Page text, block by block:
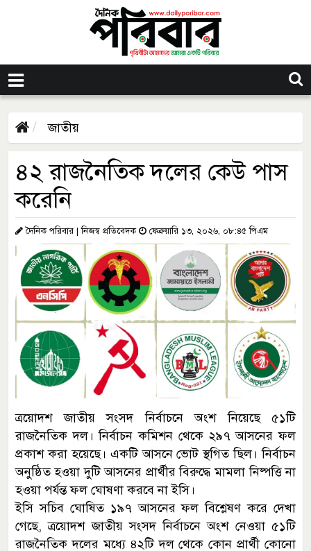
জাতীয়
৪২ রাজনৈতিক দলের কেউ পাস
করেনি
দৈনিক পরিবার | নিজস্ব প্রতিবেদক ফেব্রুয়ারি ১৩, ২০২৬, ০৮:৪৫ পিএম
ত্রয়োদশ জাতীয় সংসদ নির্বাচনে অংশ নিয়েছে ৫১টি
রাজনৈতিক দল। নির্বাচন কমিশন থেকে ২৯৭ আসনের ফল
প্রকাশ করা হয়েছে। একটি আসনে ভোট স্থগিত ছিল। নির্বাচন
অনুষ্ঠিত হওয়া দুটি আসনের প্রার্থীর বিরুদ্ধে মামলা নিষ্পত্তি না
হওয়া পর্যন্ত ফল ঘোষণা করবে না ইসি।
ইসি সচিব ঘোষিত ১৯৭ আসনের ফল বিশ্লেষণ করে দেখা
গেছে, ত্রয়োদশ জাতীয় সংসদ নির্বাচনে অংশ নেওয়া ৫১টি
রাজনৈতিক দলের মধ্যে ৪২টি দল থেকে কোন প্রার্থী কোনো